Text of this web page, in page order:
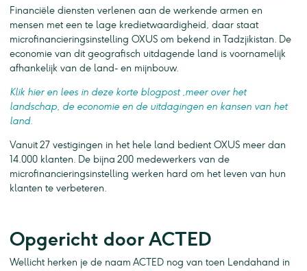
Financiële diensten verlenen aan de werkende armen en
mensen met een te lage kredietwaardigheid, daar staat
microfinancieringsinstelling OXUS om bekend in Tadzjikistan. De
economie van dit geografisch uitdagende land is voornamelijk
afhankelijk van de land- en mijnbouw.
Klik hier en lees in deze korte blogpost ,meer over het
landschap, de economie en de uitdagingen en kansen van het
land.
Vanuit 27 vestigingen in het hele land bedient OXUS meer dan
14.000 klanten. De bijna 200 medewerkers van de
microfinancieringsinstelling werken hard om het leven van hun
klanten te verbeteren.
Opgericht door ACTED
Wellicht herken je de naam ACTED nog van toen Lendahand in